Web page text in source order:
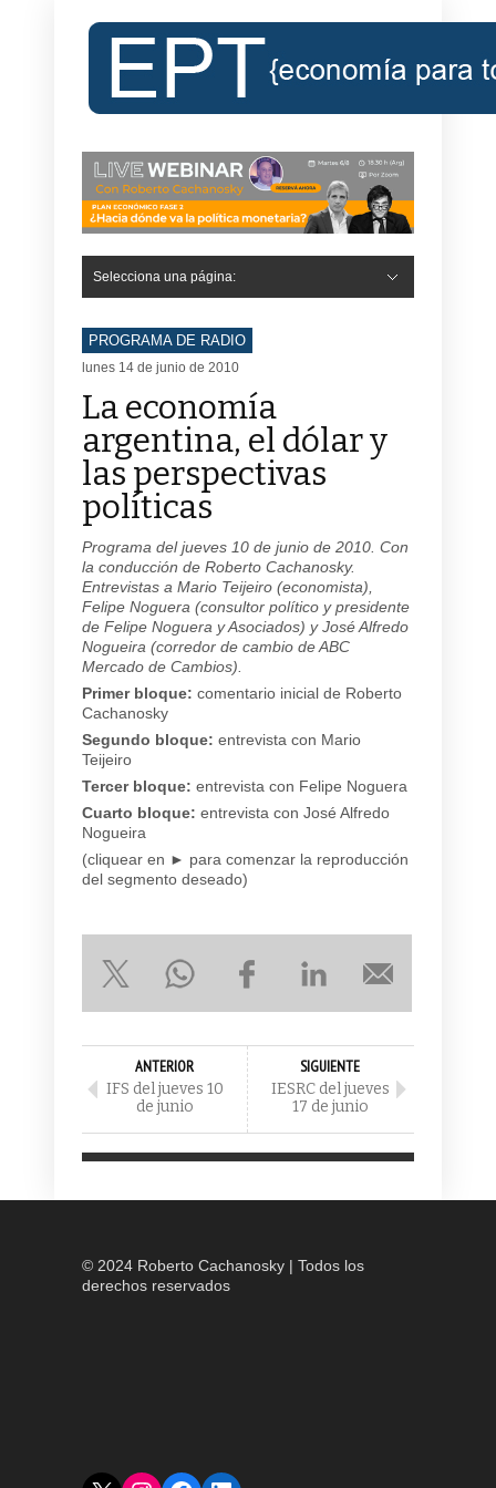
Selecciona una página:
PROGRAMA DE RADIO
lunes 14 de junio de 2010
La economía
argentina, el dólar y
las perspectivas
políticas
Programa del jueves 10 de junio de 2010. Con
la conducción de Roberto Cachanosky.
Entrevistas a Mario Teijeiro (economista),
Felipe Noguera (consultor político y presidente
de Felipe Noguera y Asociados) y José Alfredo
Nogueira (corredor de cambio de ABC
Mercado de Cambios).
Primer bloque: comentario inicial de Roberto
Cachanosky
Segundo bloque: entrevista con Mario
Teijeiro
Tercer bloque: entrevista con Felipe Noguera
Cuarto bloque: entrevista con José Alfredo
Nogueira
(cliquear en ► para comenzar la reproducción
del segmento deseado)
ANTERIOR
IFS del jueves 10
de junio
SIGUIENTE
IESRC del jueves
17 de junio
© 2024 Roberto Cachanosky | Todos los
derechos reservados